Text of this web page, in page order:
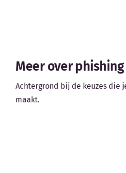
Meer over
Achtergrond bij de keuzes die
maakt.